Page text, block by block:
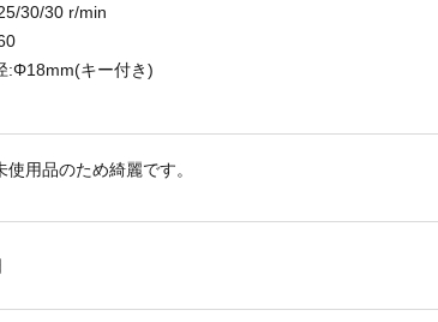
30/30 r/min
:Φ18mm(キー付き)
使用品のため綺麗です。